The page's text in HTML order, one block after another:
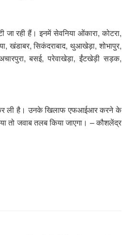
रही हैं। इनमें सेवनिया ओंकारा, कोटरा,
खंडाबर, सिकंदराबाद, थुआखेड़ा, शोभापुर,
बसई, परेवाखेड़ा, ईंटखेड़ी सड़क,
कर ली है। उनके खिलाफ एफआईआर करने के
तो जवाब तलब किया जाएगा। – कौशलेंद्र